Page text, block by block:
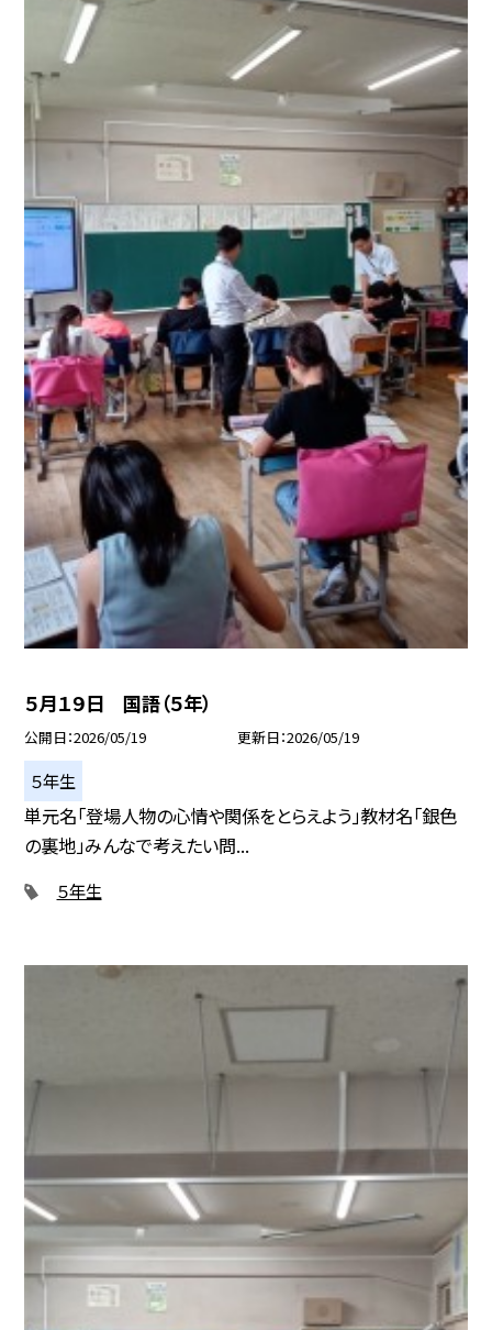
５月１９日 国語（５年）
公開日 2026/05/19 更新日 2026/05/19
５年生
単元名「登場人物の心情や関係をとらえよう」教材名「銀色
の裏地」みんなで考えたい問...
５年生